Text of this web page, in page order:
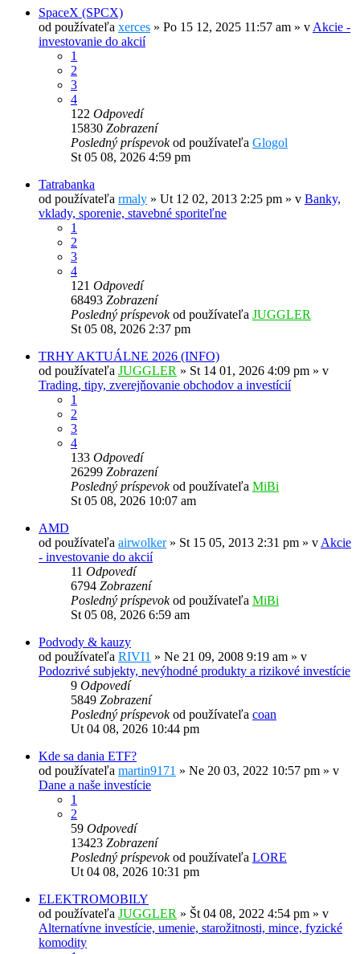
SpaceX (SPCX)
od používateľa xerces » Po 15 12, 2025 11:57 am » vAkcie -
investovanie do akcií
1
2
3
4
122 Odpovedí
15830 Zobrazení
Posledný príspevokod používateľa Glogol
St 05 08, 2026 4:59 pm
Tatrabanka
od používateľa rmaly » Ut 12 02, 2013 2:25 pm » v Banky,
vklady, sporenie, stavebné sporiteľne
1
2
3
4
121 Odpovedí
68493 Zobrazení
Posledný príspevokod používateľa JUGGLER
St 05 08, 2026 2:37 pm
TRHY AKTUÁLNE 2026 (INFO)
od používateľa JUGGLER » St 14 01, 2026 4:09 pm » v
Trading, tipy, zverejňovanie obchodov a investícií
1
2
3
4
133 Odpovedí
26299 Zobrazení
Posledný príspevokod používateľa MiBi
St 05 08, 2026 10:07 am
AMD
od používateľa airwolker» St 15 05, 2013 2:31 pm » vAkcie
- investovanie do akcií
11 Odpovedí
6794 Zobrazení
Posledný príspevokod používateľa MiBi
St 05 08, 2026 6:59 am
Podvody & kauzy
od používateľa RIVI1 » Ne 21 09, 2008 9:19 am » v
Podozrivé subjekty, nevýhodné produkty a rizikové investície
9 Odpovedí
5849 Zobrazení
Posledný príspevokod používateľa coan
Ut 04 08, 2026 10:44 pm
Kde sa dania ETF?
od používateľa martin9171 » Ne 20 03, 2022 10:57 pm » v
Dane a naše investície
1
2
59 Odpovedí
13423 Zobrazení
Posledný príspevokod používateľa LORE
Ut 04 08, 2026 10:31 pm
ELEKTROMOBILY
od používateľa JUGGLER » Št 04 08, 2022 4:54 pm » v
Alternatívne investície, umenie, starožitnosti, mince, fyzické
komodity